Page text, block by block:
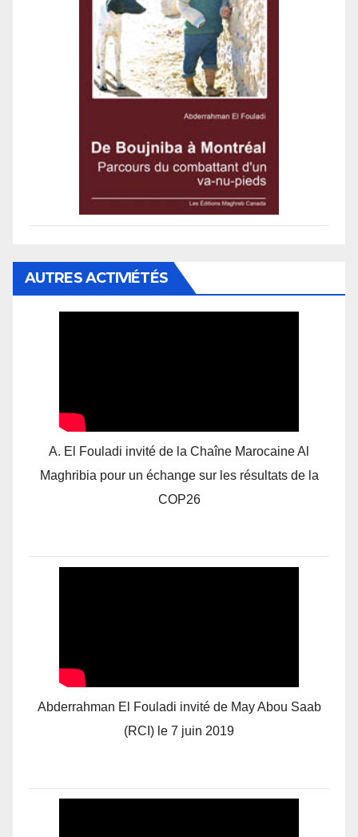
AUTRES ACTIVIÉTÉS
A. El Fouladi invité de la Chaîne Marocaine Al
Maghribia pour un échange sur les résultats de la
COP26
Abderrahman El Fouladi invité de May Abou Saab
(RCI) le 7 juin 2019